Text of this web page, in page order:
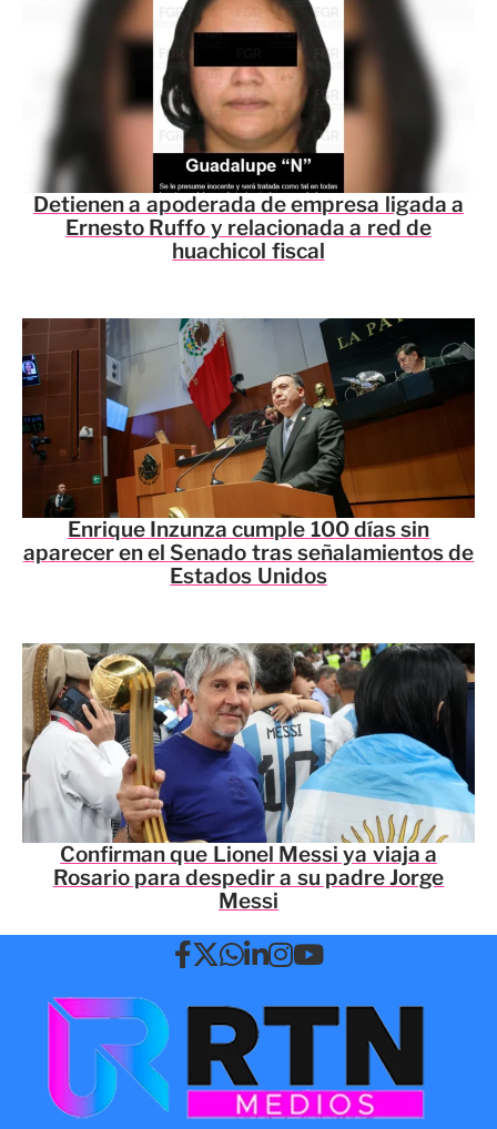
Detienen a apoderada de empresa ligada a
Ernesto Ruffo y relacionada a red de
huachicol fiscal
Enrique Inzunza cumple 100 días sin
aparecer en el Senado tras señalamientos de
Estados Unidos
Confirman que Lionel Messi ya viaja a
Rosario para despedir a su padre Jorge
Messi